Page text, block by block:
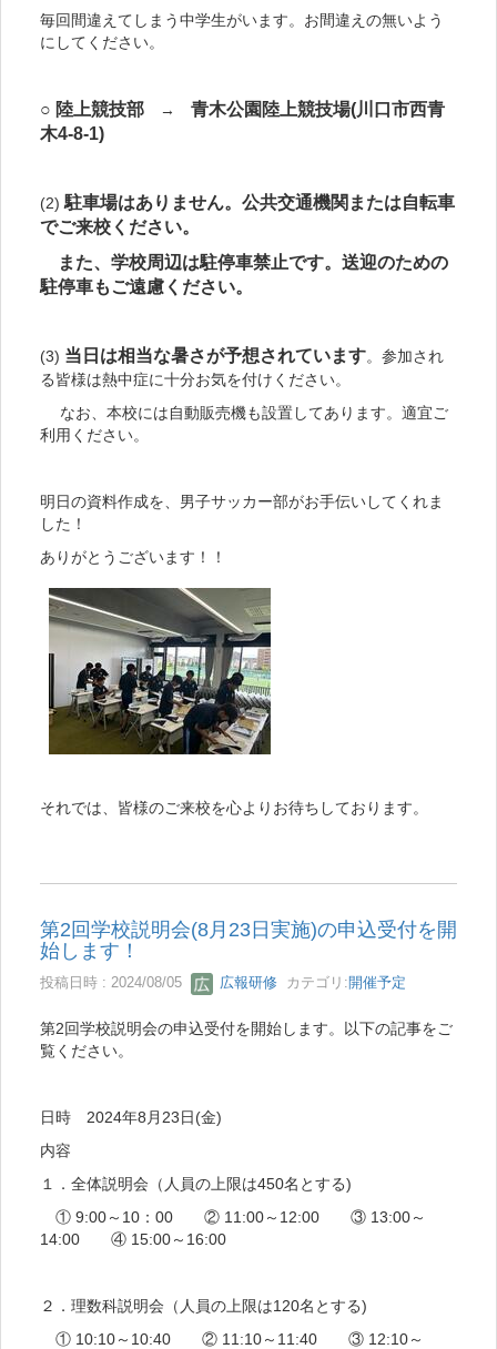
毎回間違えてしまう中学生がいます。お間違えの無いよう
にしてください。
○ 陸上競技部 → 青木公園陸上競技場(川口市西青
木4-8-1)
(2) 駐車場はありません。 公共交通機関または自転車
でご来校ください。
また、学校周辺は駐停車禁止です。送迎のための
駐停車もご遠慮ください。
(3) 当日は相当な暑さが予想されています。参加され
る皆様は熱中症に十分お気を付けください。
なお、本校には自動販売機も設置してあります。適宜ご
利用ください。
明日の資料作成を、男子サッカー部がお手伝いしてくれま
した！
ありがとうございます！！
それでは、皆様のご来校を心よりお待ちしております。
第2回学校説明会(8月23日実施)の申込受付を開
始します！
投稿日時 : 2024/08/05 広報研修 カテゴリ:開催予定
第2回学校説明会の申込受付を開始します。以下の記事をご
覧ください。
日時 2024年8月23日(金)
内容
１．全体説明会（人員の上限は450名とする)
① 9:00～10：00 ② 11:00～12:00 ③ 13:00～
14:00 ④ 15:00～16:00
２．理数科説明会（人員の上限は120名とする)
① 10:10～10:40 ② 11:10～11:40 ③ 12:10～